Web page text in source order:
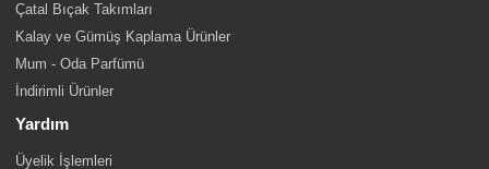
Çatal Bıçak Takımları
Kalay ve Gümüş Kaplama Ürünler
Mum - Oda Parfümü
İndirimli Ürünler
Yardım
Üyelik İşlemleri